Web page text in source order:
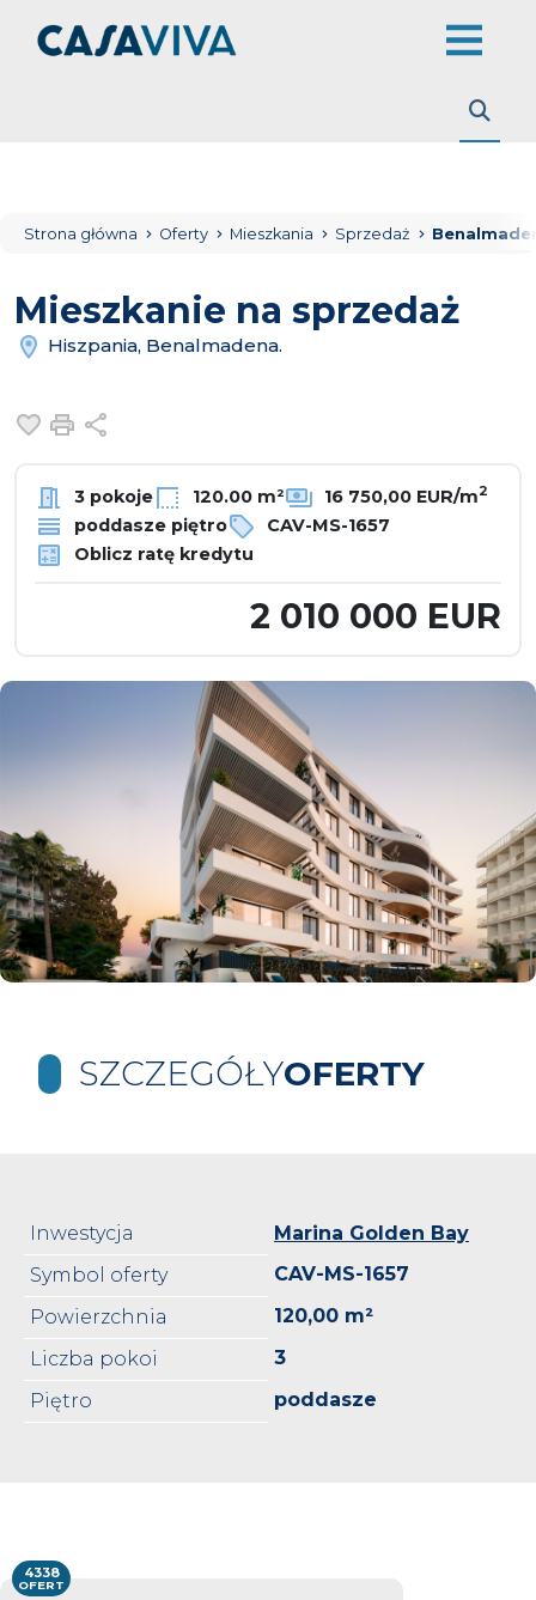
Strona główna Oferty Mieszkania Sprzedaż
Mieszkanie na sprzedaż
Hiszpania, Benalmadena.
Dodaj do ulubionych
Drukuj
3 pokoje 120.00 m² 16 750,00 EUR/m2
poddasze piętro
CAV-MS-1657
Oblicz ratę kredytu
2 010 000 EUR
SZCZEGÓŁYOFERTY
Inwestycja
Marina Golden Bay
Symbol oferty
CAV-MS-1657
Powierzchnia
120,00 m²
Liczba pokoi
3
Piętro
poddasze
4338
OFERT